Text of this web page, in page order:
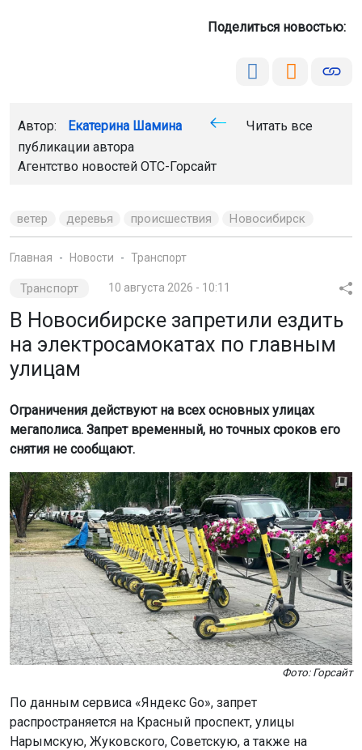
Поделиться новостью:
Автор: Екатерина Шамина
Читать все
публикации автора
Агентство новостей ОТС-Горсайт
ветер деревья происшествия Новосибирск
Главная Новости Транспорт
Транспорт 10 августа 2026 - 10:11
В Новосибирске запретили ездить
на электросамокатах по главным
улицам
Ограничения действуют на всех основных улицах
мегаполиса. Запрет временный, но точных сроков его
снятия не сообщают.
Фото: Горсайт
По данным сервиса «Яндекс Go», запрет
распространяется на Красный проспект, улицы
Нарымскую, Жуковского, Советскую, а также на